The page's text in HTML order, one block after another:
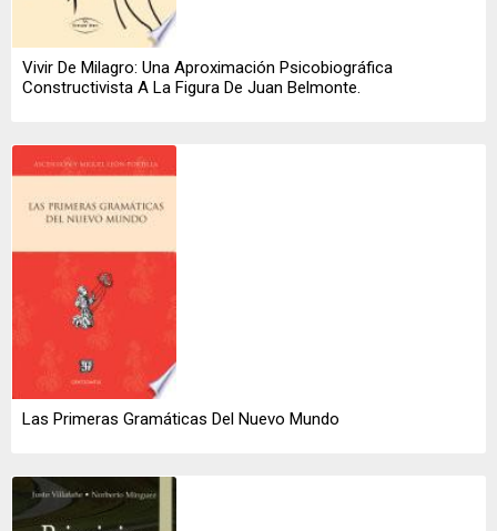
Vivir De Milagro: Una Aproximación Psicobiográfica
Constructivista A La Figura De Juan Belmonte.
Las Primeras Gramáticas Del Nuevo Mundo